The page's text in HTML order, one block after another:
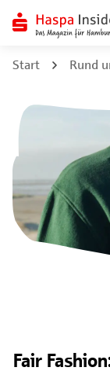
Inhalt
Start Rund
Fair